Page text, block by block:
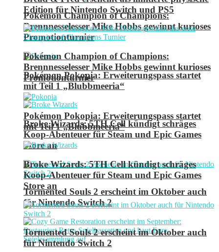
Pokémon Champion of Champions:
Brennnesselesser Mike Hobbs gewinnt kurioses
Promotionturnier
Pokémon Pokopia: Erweiterungspass startet
mit Teil 1 „Blubbmeeria“
Broke Wizards: 5TH Cell kündigt schräges
Koop-Abenteuer für Steam und Epic Games
Store an
Tormented Souls 2 erscheint im Oktober auch
für Nintendo Switch 2
Edition für Nintendo Switch und PS5
Pokémon Champion of Champions:
Brennnesselesser Mike Hobbs gewinnt kurioses
Promotionturnier
Pokémon Pokopia: Erweiterungspass startet
mit Teil 1 „Blubbmeeria“
Broke Wizards: 5TH Cell kündigt schräges
Koop-Abenteuer für Steam und Epic Games
Store an
Tormented Souls 2 erscheint im Oktober auch
für Nintendo Switch 2